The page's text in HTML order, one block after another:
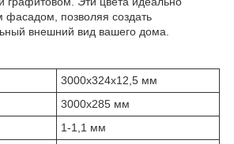
позволяя создать
внешний вид вашего дома.
3000х324х12,5 мм
3000х285 мм
1-1,1 мм